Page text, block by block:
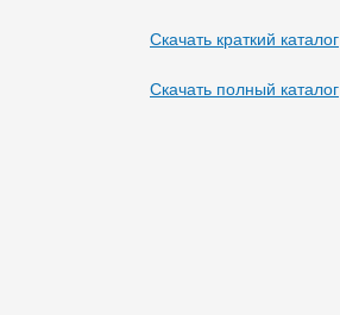
Скачать краткий каталог
Скачать полный каталог